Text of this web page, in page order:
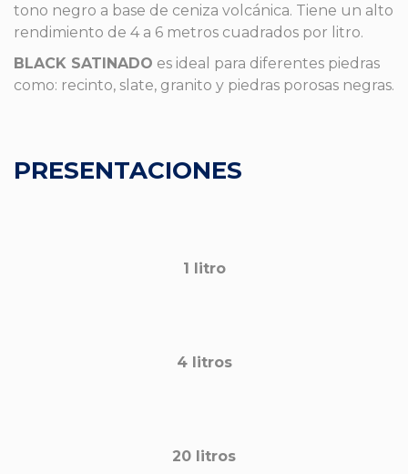
tono negro a base de ceniza volcánica. Tiene un alto
rendimiento de 4 a 6 metros cuadrados por litro.
BLACK SATINADO es ideal para diferentes piedras
como: recinto, slate, granito y piedras porosas negras.
PRESENTACIONES
1 litro
4 litros
20 litros